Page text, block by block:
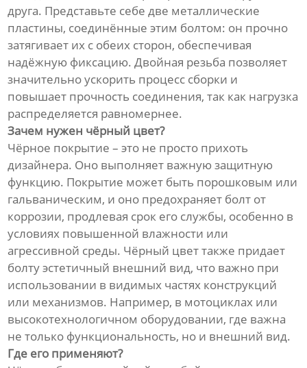
друга. Представьте себе две металлические
пластины, соединённые этим болтом: он прочно
затягивает их с обеих сторон, обеспечивая
надёжную фиксацию. Двойная резьба позволяет
значительно ускорить процесс сборки и
повышает прочность соединения, так как нагрузка
распределяется равномернее.
Зачем нужен чёрный цвет?
Чёрное покрытие – это не просто прихоть
дизайнера. Оно выполняет важную защитную
функцию. Покрытие может быть порошковым или
гальваническим, и оно предохраняет болт от
коррозии, продлевая срок его службы, особенно в
условиях повышенной влажности или
агрессивной среды. Чёрный цвет также придает
болту эстетичный внешний вид, что важно при
использовании в видимых частях конструкций
или механизмов. Например, в мотоциклах или
высокотехнологичном оборудовании, где важна
не только функциональность, но и внешний вид.
Где его применяют?